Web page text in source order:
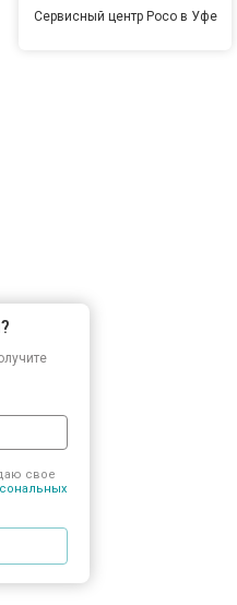
Сервисный центр Poco в Уфе
свое